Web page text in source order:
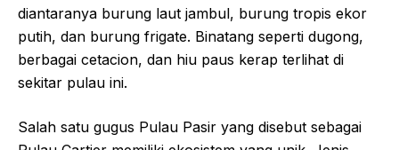
diantaranya burung laut jambul, burung tropis ekor
putih, dan burung frigate. Binatang seperti dugong,
berbagai cetacion, dan hiu paus kerap terlihat di
sekitar pulau ini.
Salah satu gugus Pulau Pasir yang disebut sebagai